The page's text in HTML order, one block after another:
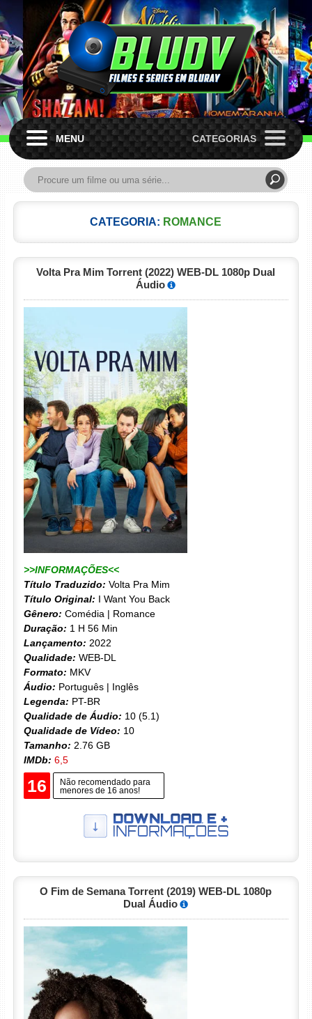
MENU CATEGORIAS
CATEGORIA: ROMANCE
Volta Pra Mim Torrent (2022) WEB-DL 1080p Dual
Áudio
>>INFORMAÇÕES<<
Título Traduzido: Volta Pra Mim
Título Original: I Want You Back
Gênero: Comédia | Romance
Duração: 1 H 56 Min
Lançamento: 2022
Qualidade: WEB-DL
Formato: MKV
Áudio: Português | Inglês
Legenda: PT-BR
Qualidade de Áudio: 10 (5.1)
Qualidade de Vídeo: 10
Tamanho: 2.76 GB
IMDb: 6,5
16
Não recomendado para
menores de 16 anos!
O Fim de Semana Torrent (2019) WEB-DL 1080p
Dual Áudio